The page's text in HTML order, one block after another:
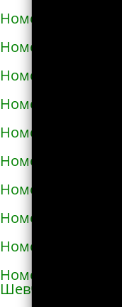
Номера
Номера
Номера
Номера
Номера
Номера
Номера
Номера
Номера
Номера
Шевченковском